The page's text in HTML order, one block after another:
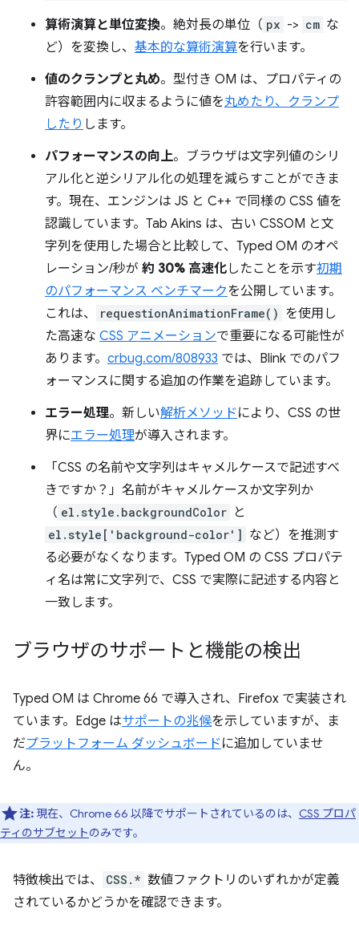
算術演算と単位変換。絶対長の単位（ px -> cm な
ど）を変換し、 基本的な算術演算を行います。
値のクランプと丸め。型付き OM は、プロパティの
許容範囲内に収まるように値を丸めたり、クランプ
したり します。
パフォーマンスの向上。ブラウザは文字列値のシリ
アル化と逆シリアル化の処理を減らすことができま
す。現在、エンジンは JS と C++ で同様の CSS 値を
認識しています。Tab Akins は、古い CSSOM と文
字列を使用した場合と比較して、Typed OM のオペ
レーション/秒が 約 30% 高速化したことを示す初期
のパフォーマンス ベンチマークを公開しています。
これは、
requestionAnimationFrame() を使用し
た高速な CSS アニメーションで重要になる可能性が
あります。 crbug.com/808933 では、Blink でのパフ
ォーマンスに関する追加の作業を追跡しています。
エラー処理。新しい解析メソッド により、CSS の世
界にエラー処理が導入されます。
「CSS の名前や文字列はキャメルケースで記述すべ
きですか？」名前がキャメルケースか文字列か
（ el.style.backgroundColor と
el.style['background-color'] など）を推測す
る必要がなくなります。Typed OM の CSS プロパテ
ィ名は常に文字列で、CSS で実際に記述する内容と
一致します。
ブラウザのサポートと機能の検出
Typed OM は Chrome 66 で導入され、Firefox で実装され
ています。Edge はサポートの兆候を示していますが、ま
だプラットフォーム ダッシュボード に追加していませ
ん。
注: 現在、Chrome 66 以降でサポートされているのは、 CSS プロパ
ティのサブセットのみです。
特徴検出では、 CSS.* 数値ファクトリのいずれかが定義
されているかどうかを確認できます。